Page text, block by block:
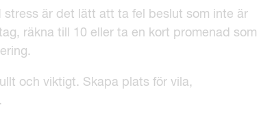
är det lätt att ta fel beslut som inte är
räkna till 10 eller ta en kort promenad som
och viktigt. Skapa plats för vila,